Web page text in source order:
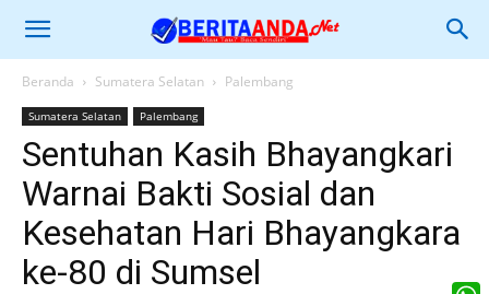
Beranda Sumatera Selatan Palembang
Sumatera Selatan Palembang
Sentuhan Kasih Bhayangkari
Warnai Bakti Sosial dan
Kesehatan Hari Bhayangkara
ke-80 di Sumsel